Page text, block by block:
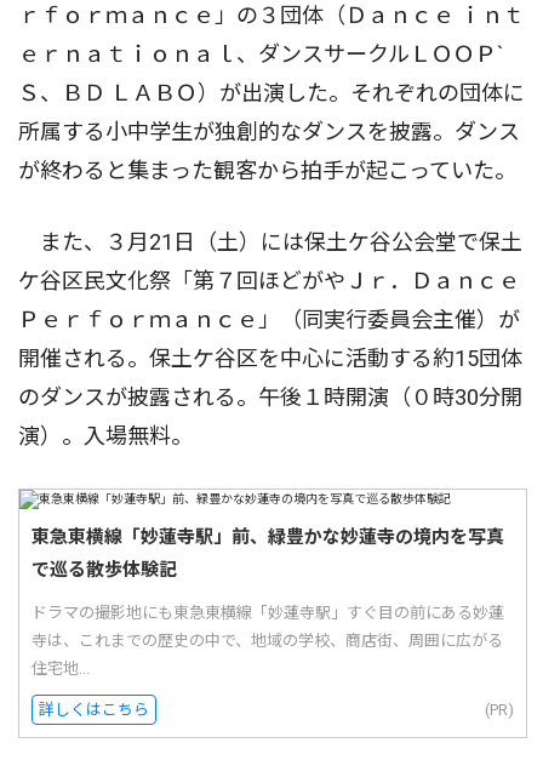
ｒｆｏｒｍａｎｃｅ」の３団体（Ｄａｎｃｅ ｉｎｔ
ｅｒｎａｔｉｏｎａｌ、ダンスサークルＬＯＯＰ`
Ｓ、ＢＤ ＬＡＢＯ）が出演した。それぞれの団体に
所属する小中学生が独創的なダンスを披露。ダンス
が終わると集まった観客から拍手が起こっていた。
また、３月21日（土）には保土ケ谷公会堂で保土
ケ谷区民文化祭「第７回ほどがやＪｒ．Ｄａｎｃｅ
Ｐｅｒｆｏｒｍａｎｃｅ」（同実行委員会主催）が
開催される。保土ケ谷区を中心に活動する約15団体
のダンスが披露される。午後１時開演（０時30分開
演）。入場無料。
東急東横線「妙蓮寺駅」前、緑豊かな妙蓮寺の境内を写真
で巡る散歩体験記
ドラマの撮影地にも東急東横線「妙蓮寺駅」すぐ目の前にある妙蓮
寺は、これまでの歴史の中で、地域の学校、商店街、周囲に広がる
住宅地...
詳しくはこちら (PR)